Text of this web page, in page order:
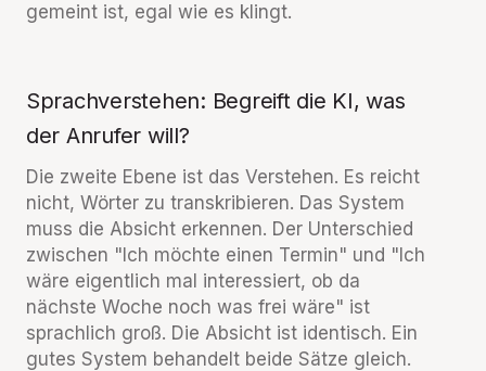
gemeint ist, egal wie es klingt.
Sprachverstehen: Begreift die KI, was
der Anrufer will?
Die zweite Ebene ist das Verstehen. Es reicht
nicht, Wörter zu transkribieren. Das System
muss die Absicht erkennen. Der Unterschied
zwischen "Ich möchte einen Termin" und "Ich
wäre eigentlich mal interessiert, ob da
nächste Woche noch was frei wäre" ist
sprachlich groß. Die Absicht ist identisch. Ein
gutes System behandelt beide Sätze gleich.